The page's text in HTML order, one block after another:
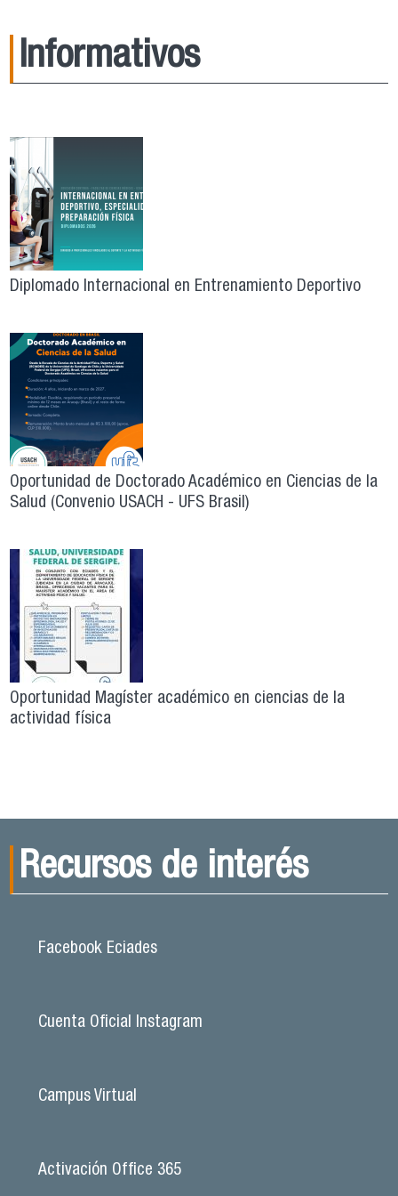
Informativos
Diplomado Internacional en Entrenamiento Deportivo
Oportunidad de Doctorado Académico en Ciencias de la
Salud (Convenio USACH - UFS Brasil)
Oportunidad Magíster académico en ciencias de la
actividad física
Recursos de interés
Facebook Eciades
Cuenta Oficial Instagram
Campus Virtual
Activación Office 365